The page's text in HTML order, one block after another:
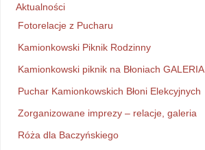
Aktualności
Fotorelacje z Pucharu
Kamionkowski Piknik Rodzinny
Kamionkowski piknik na Błoniach GALERIA
Puchar Kamionkowskich Błoni Elekcyjnych
Zorganizowane imprezy – relacje, galeria
Róża dla Baczyńskiego